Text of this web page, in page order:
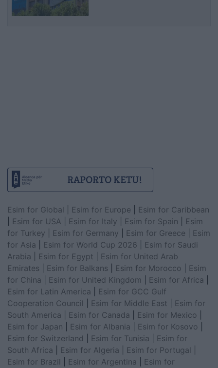
Esim for Global Esim for Europe
Esim for Caribbean
Esim for USA Esim for Italy Esim for Spain
Esim
for Turkey
Esim for Germany Esim for Greece
Esim
for Asia
Esim for World Cup 2026
Esim for Saudi
Arabia
Esim for Egypt
Esim for United Arab
Emirates
Esim for Balkans Esim for Morocco
Esim
for China
Esim for United Kingdom Esim for Africa
Esim for Latin America
Esim for GCC Gulf
Cooperation Council
Esim for Middle East
Esim for
South America
Esim for Canada Esim for Mexico
Esim for Japan
Esim for Albania Esim for Kosovo
Esim for Switzerland
Esim for Tunisia
Esim for
South Africa
Esim for Algeria Esim for Portugal
Esim for Brazil
Esim for Argentina
Esim for